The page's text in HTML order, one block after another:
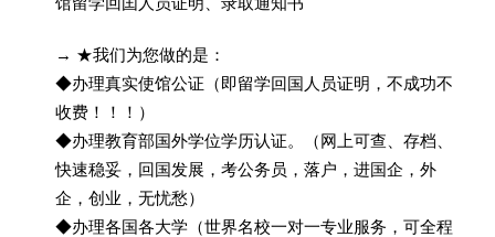
→ ★我们为您做的是：
◆办理真实使馆公证（即留学回国人员证明，不成功不
收费！！！）
◆办理教育部国外学位学历认证。（网上可查、存档、
快速稳妥，回国发展，考公务员，落户，进国企，外
企，创业，无忧愁）
◆办理各国各大学（世界名校一对一专业服务，可全程